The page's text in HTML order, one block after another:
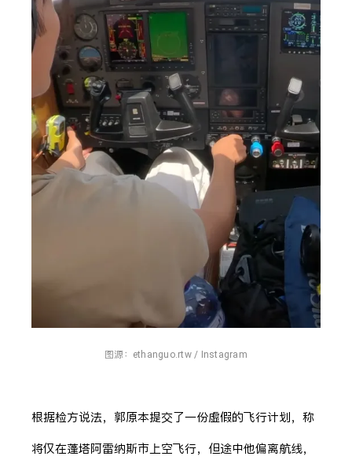
图源： ethanguo.rtw / Instagram
根据检方说法，郭原本提交了一份虚假的飞行计划，称
将仅在蓬塔阿雷纳斯市上空飞行，但途中他偏离航线，